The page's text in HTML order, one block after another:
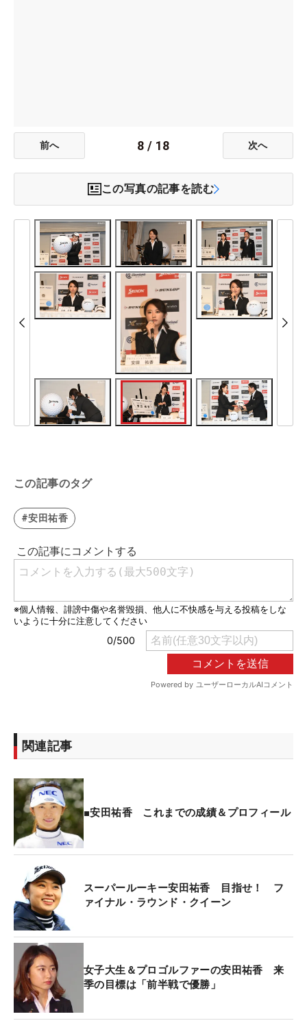
前へ 8 / 18 次へ
この写真の記事を読む
この記事のタグ
#安田祐香
関連記事
■安田祐香 これまでの成績＆プロフィール
スーパールーキー安田祐香 目指せ！ フ
ァイナル・ラウンド・クイーン
女子大生＆プロゴルファーの安田祐香 来
季の目標は「前半戦で優勝」